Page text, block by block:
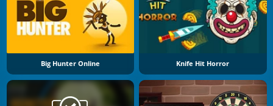
Big Hunter Online Knife Hit Horror